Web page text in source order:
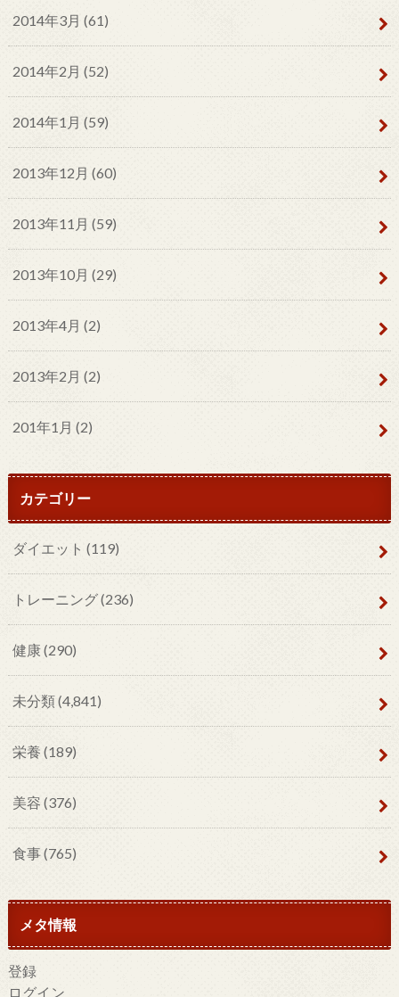
2014年3月 (61)
2014年2月 (52)
2014年1月 (59)
2013年12月 (60)
2013年11月 (59)
2013年10月 (29)
2013年4月 (2)
2013年2月 (2)
201年1月 (2)
カテゴリー
ダイエット (119)
トレーニング(236)
健康(290)
未分類(4,841)
栄養 (189)
美容 (376)
食事(765)
メタ情報
登録
ログイン